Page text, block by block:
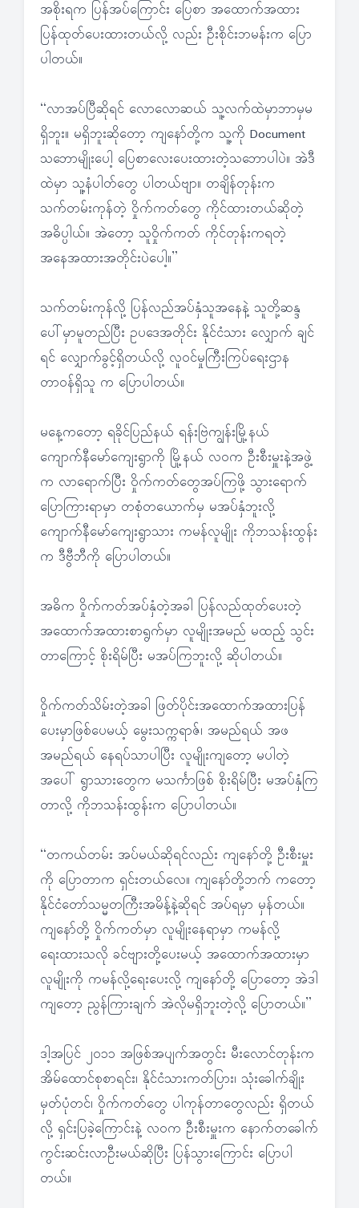
အစိုးရက ပြန်အပ်ကြောင်း ပြေစာ အထောက်အထား
ပြန်ထုတ်ပေးထားတယ်လို့ လည်း ဦးစိုင်းဘမန်းက ပြော
ပါတယ်။
“လာအပ်ပြီဆိုရင် လောလောဆယ် သူ့လက်ထဲမှာဘာမှမ
ရှိဘူး။ မရှိဘူးဆိုတော့ ကျနော်တို့က သူ့ကို Document
သဘောမျိုးပေါ့ ပြေစာလေးပေးထားတဲ့သဘောပါပဲ။ အဲဒီ
ထဲမှာ သူ့နံပါတ်တွေ ပါတယ်ဗျာ။ တချိန်တုန်းက
သက်တမ်းကုန်တဲ့ ဝှိုက်ကတ်တွေ ကိုင်ထားတယ်ဆိုတဲ့
အဓိပ္ပါယ်။ အဲတော့ သူဝှိုက်ကတ် ကိုင်တုန်းကရတဲ့
အနေအထားအတိုင်းပဲပေါ့။”
သက်တမ်းကုန်လို့ ပြန်လည်အပ်နှံသူအနေနဲ့ သူတို့ဆန္ဒ
ပေါ်မှာမူတည်ပြီး ဥပဒေအတိုင်း နိုင်ငံသား လျှောက် ချင်
ရင် လျှောက်ခွင့်ရှိတယ်လို့ လူဝင်မှုကြီးကြပ်ရေးဌာန
တာဝန်ရှိသူ က ပြောပါတယ်။
မနေ့ကတော့ ရခိုင်ပြည်နယ် ရန်းဗြဲကျွန်းမြို့နယ်
ကျောက်နီမော်ကျေးရွာကို မြို့နယ် လဝက ဦးစီးမှူးနဲ့အဖွဲ့
က လာရောက်ပြီး ဝှိုက်ကတ်တွေအပ်ကြဖို့ သွားရောက်
ပြောကြားရာမှာ တစုံတယောက်မှ မအပ်နှံဘူးလို့
ကျောက်နီမော်ကျေးရွာသား ကမန်လူမျိုး ကိုဘသန်းထွန်း
က ဒီဗွီဘီကို ပြောပါတယ်။
အဓိက ဝှိုက်ကတ်အပ်နှံတဲ့အခါ ပြန်လည်ထုတ်ပေးတဲ့
အထောက်အထားစာရွက်မှာ လူမျိုးအမည် မထည့် သွင်း
တာကြောင့် စိုးရိမ်ပြီး မအပ်ကြဘူးလို့ ဆိုပါတယ်။
ဝှိုက်ကတ်သိမ်းတဲ့အခါ ဖြတ်ပိုင်းအထောက်အထားပြန်
ပေးမှာဖြစ်ပေမယ့် မွေးသက္ကရာဇ်၊ အမည်ရယ် အဖ
အမည်ရယ် နေရပ်သာပါပြီး လူမျိုးကျတော့ မပါတဲ့
အပေါ် ရွာသားတွေက မသင်္ကာဖြစ် စိုးရိမ်ပြီး မအပ်နှံကြ
တာလို့ ကိုဘသန်းထွန်းက ပြောပါတယ်။
“တကယ်တမ်း အပ်မယ်ဆိုရင်လည်း ကျနော်တို့ ဦးစီးမှူး
ကို ပြောတာက ရှင်းတယ်လေ။ ကျနော်တို့ဘက် ကတော့
နိုင်ငံတော်သမ္မတကြီးအမိန့်နဲ့ဆိုရင် အပ်ရမှာ မှန်တယ်။
ကျနော်တို့ ဝှိုက်ကတ်မှာ လူမျိုးနေရာမှာ ကမန်လို့
ရေးထားသလို ခင်ဗျားတို့ပေးမယ့် အထောက်အထားမှာ
လူမျိုးကို ကမန်လို့ရေးပေးလို့ ကျနော်တို့ ပြောတော့ အဲဒါ
ကျတော့ ညွန်ကြားချက် အဲလိုမရှိဘူးတဲ့လို့ ပြောတယ်။”
ဒါ့အပြင် ၂၀၁၁ အဖြစ်အပျက်အတွင်း မီးလောင်တုန်းက
အိမ်ထောင်စုစာရင်း၊ နိုင်ငံသားကတ်ပြား၊ သုံးခေါက်ချိုး
မှတ်ပုံတင်၊ ဝှိုက်ကတ်တွေ ပါကုန်တာတွေလည်း ရှိတယ်
လို့ ရှင်းပြခဲ့ကြောင်းနဲ့ လဝက ဦးစီးမှူးက နောက်တခေါက်
ကွင်းဆင်းလာဦးမယ်ဆိုပြီး ပြန်သွားကြောင်း ပြောပါ
တယ်။